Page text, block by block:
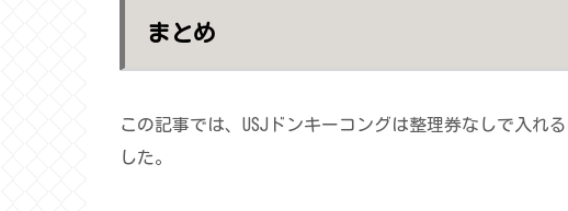
まとめ
この記事では、USJドンキーコングは整理券なしで入れ
した。